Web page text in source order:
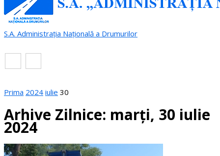
S.A. Administrația Națională a Drumurilor
Prima 2024 iulie 30
Arhive Zilnice: marți, 30 iulie
2024